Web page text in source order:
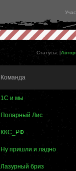
Статусы: [
Команда
1С и мы
Поларный Лис
ККС_РФ
Ну пришли и ладно
Лазурный бриз